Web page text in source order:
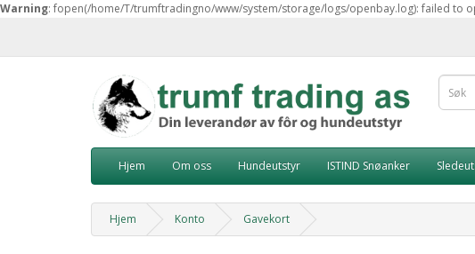
Warning: fopen(/home/T/trumftradingno/www/system/storage/logs/openbay.log): failed to
Hjem Om oss Hundeutstyr ISTIND Snøanker
Hjem Konto Gavekort